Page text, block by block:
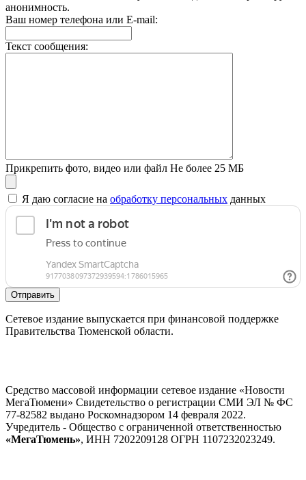
анонимность.
Ваш номер телефона или E-mail:
Текст сообщения:
Прикрепить фото, видео или файл Не более 25 МБ
Я даю согласие на обработку персональных данных
Отправить
Сетевое издание выпускается при финансовой поддержке
Правительства Тюменской области.
Средство массовой информации сетевое издание «Новости
МегаТюмени» Свидетельство о регистрации СМИ ЭЛ № ФС
77-82582 выдано Роскомнадзором 14 февраля 2022.
Учредитель - Общество с ограниченной ответственностью
«МегаТюмень», ИНН 7202209128 ОГРН 1107232023249.